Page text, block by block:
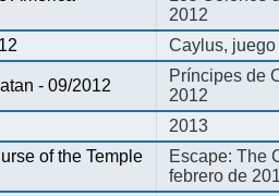
2012
Caylus,
- 09/2012
Príncipes de
2012
2013
of the Temple
Escape: The
febrero de